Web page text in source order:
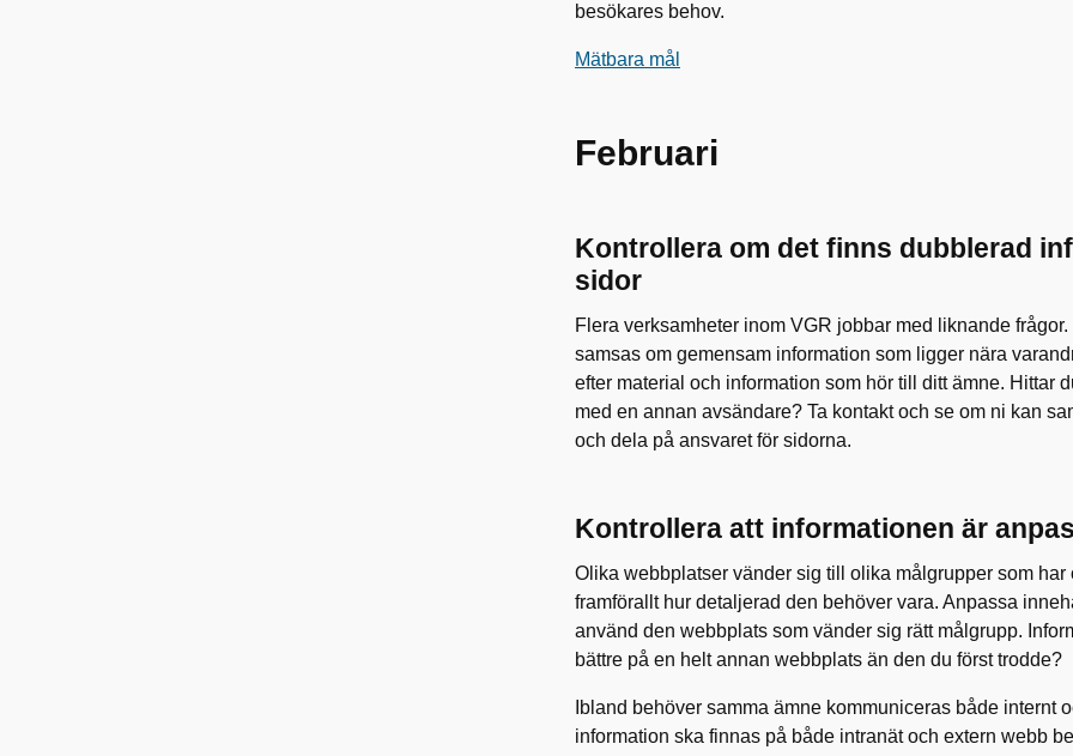
besökares behov.
Mätbara mål
Februari
Kontrollera om det finns dubblerad
sidor
Flera verksamheter inom VGR jobbar med liknande
samsas om gemensam information som ligger nära
efter material och information som hör till ditt ämne. Hittar
med en annan avsändare? Ta kontakt och se om ni kan
och dela på ansvaret för sidorna.
Kontrollera att informationen är
Olika webbplatser vänder sig till olika målgrupper som
framförallt hur detaljerad den behöver vara. Anpassa
använd den webbplats som vänder sig rätt målgrupp.
bättre på en helt annan webbplats än den du först trodde?
Ibland behöver samma ämne kommuniceras både internt
information ska finnas på både intranät och extern webb